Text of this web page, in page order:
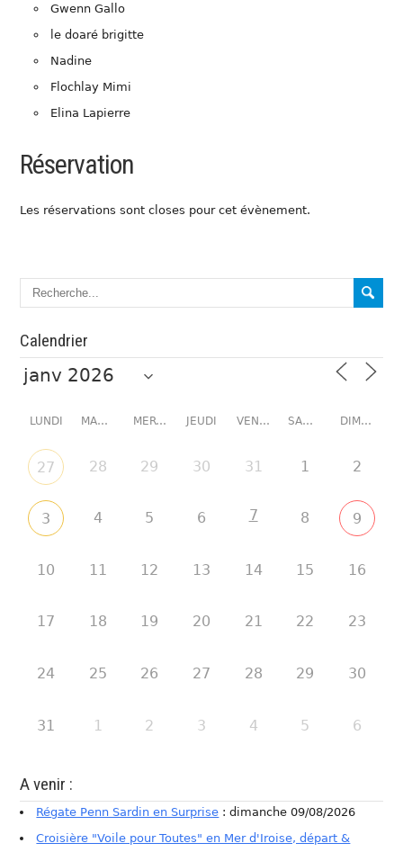
Gwenn Gallo
le doaré brigitte
Nadine
Flochlay Mimi
Elina Lapierre
Réservation
Les réservations sont closes pour cet évènement.
Calendrier
LUNDI MARDI MERCREDI JEUDI VENDREDI SAMEDI DIMANCHE
27 28 29 30 31 1 2
3 4 5 6 7 8 9
10 11 12 13 14 15 16
17 18 19 20 21 22 23
24 25 26 27 28 29 30
31 1 2 3 4 5 6
A venir :
Régate Penn Sardin en Surprise : dimanche 09/08/2026
Croisière "Voile pour Toutes" en Mer d'Iroise, départ &